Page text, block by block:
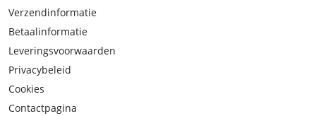
Verzendinformatie
Betaalinformatie
Leveringsvoorwaarden
Privacybeleid
Cookies
Contactpagina